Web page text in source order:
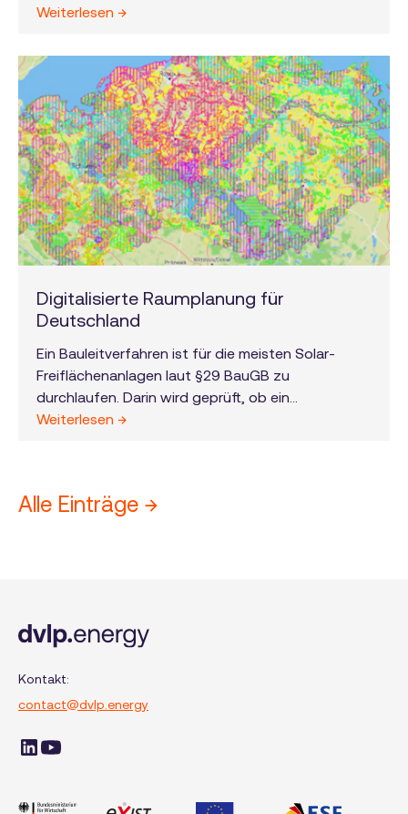
Flächen bei den verschiedenen gültigen
letzter Woche ist das Solarpaket I in Kraft.
Weiterlesen →
Digitalisierte Raumplanung für
Deutschland
Ein Bauleitverfahren ist für die meisten Solar-
Freiflächenanlagen laut §29 BauGB zu
durchlaufen. Darin wird geprüft, ob ein
Bauvorhaben den Zielen der Raumordnung
beachten sind. Für Projektentwickler ist die
Weiterlesen →
Alle Einträge →
Kontakt:
contact@dvlp.energy